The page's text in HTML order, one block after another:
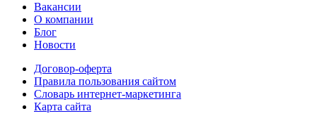
Вакансии
О компании
Блог
Новости
Договор-оферта
Правила пользования сайтом
Словарь интернет-маркетинга
Карта сайта